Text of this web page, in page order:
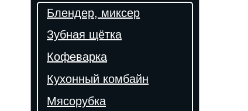
Блендер, миксер
Зубная щётка
Кофеварка
Кухонный комбайн
Мясорубка